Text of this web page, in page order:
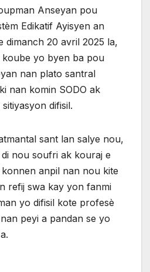
Anseyan pou
Edikatif Ayisyen an
dimanch 20 avril 2025 la,
yo byen ba pou
nan plato santral
nan komin SODO ak
difisil.
sant lan salye nou,
nou soufri ak kouraj e
anpil nan nou kite
refij swa kay yon fanmi
yo difisil kote profesè
peyi a pandan se yo